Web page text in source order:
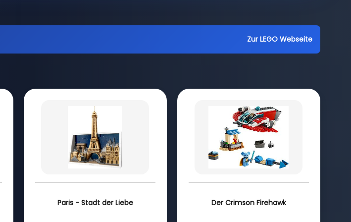
Zur LEGO Webseite
Paris - Stadt der Liebe Der Crimson Firehawk